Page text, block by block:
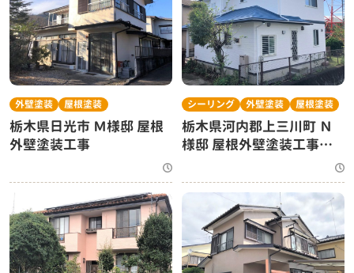
外壁塗装 屋根塗装
栃木県日光市 Ｍ様邸 屋根
外壁塗装工事
シーリング 外壁塗装 屋根塗装
栃木県河内郡上三川町 Ｎ
様邸 屋根外壁塗装工事・